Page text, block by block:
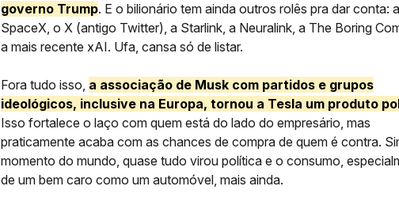
governo Trump. E o bilionário tem ainda outros rolês pra dar conta: a
SpaceX, o X (antigo Twitter), a Starlink, a Neuralink, a The Boring
a mais recente xAI. Ufa, cansa só de listar.
Fora tudo isso, a associação de Musk com partidos e grupos
ideológicos, inclusive na Europa, tornou a Tesla um produto
Isso fortalece o laço com quem está do lado do empresário, mas
praticamente acaba com as chances de compra de quem é contra.
momento do mundo, quase tudo virou política e o consumo,
de um bem caro como um automóvel, mais ainda.